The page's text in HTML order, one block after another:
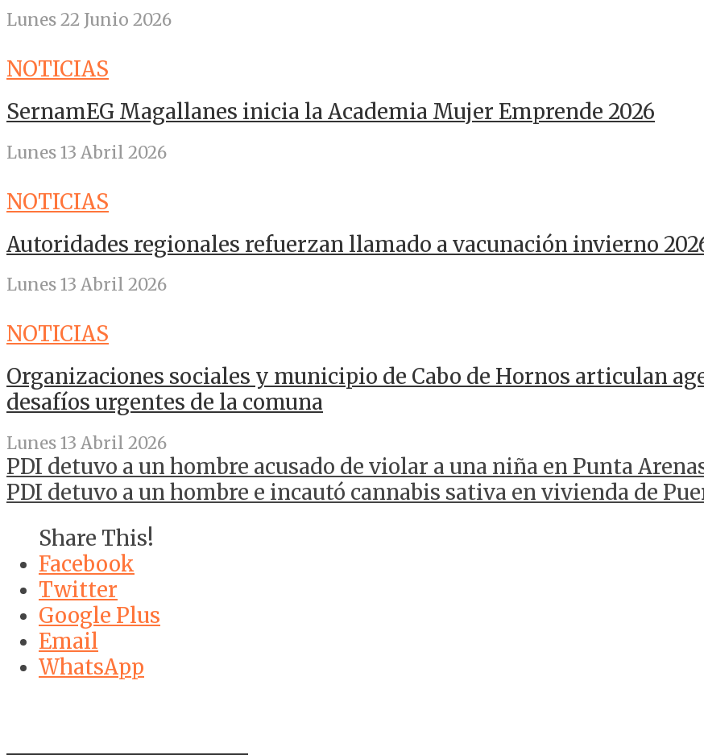
Lunes 22 Junio 2026
NOTICIAS
SernamEG Magallanes inicia la Academia Mujer Emprende 2026
Lunes 13 Abril 2026
NOTICIAS
Autoridades regionales refuerzan llamado a vacunación invierno
Lunes 13 Abril 2026
NOTICIAS
Organizaciones sociales y municipio de Cabo de Hornos articulan
desafíos urgentes de la comuna
Lunes 13 Abril 2026
PDI detuvo a un hombre acusado de violar a una niña en Punta
PDI detuvo a un hombre e incautó cannabis sativa en vivienda de
Share This!
Facebook
Twitter
Google Plus
Email
WhatsApp